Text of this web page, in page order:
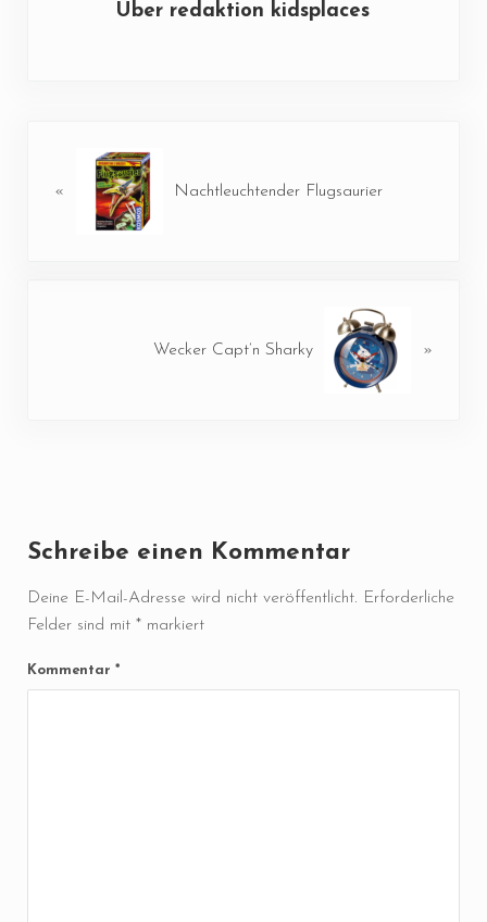
Über redaktion kidsplaces
« Nachtleuchtender Flugsaurier
Wecker Capt’n Sharky »
Schreibe einen Kommentar
Deine E-Mail-Adresse wird nicht veröffentlicht. Erforderliche
Felder sind mit *markiert
Kommentar *